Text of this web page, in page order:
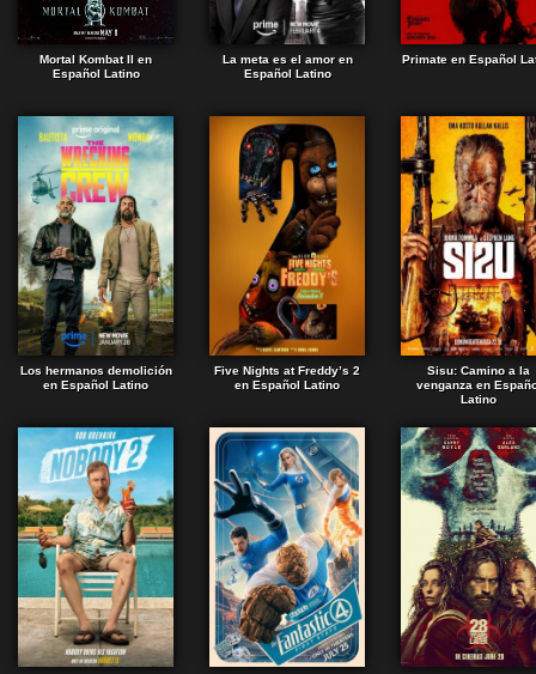
Mortal Kombat II en
Español Latino
La meta es el amor en
Español Latino
Primate en Español
Los hermanos demolición
en Español Latino
Five Nights at Freddy’s 2
en Español Latino
Sisu: Camino a la
venganza en
Latino